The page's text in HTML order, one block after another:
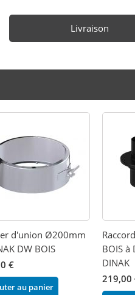
Livraison
d'union Ø200mm
DW BOIS
€
au panier
BOIS à
DINAK
219,00